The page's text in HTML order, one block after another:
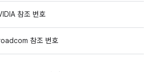
참조 번호
참조 번호